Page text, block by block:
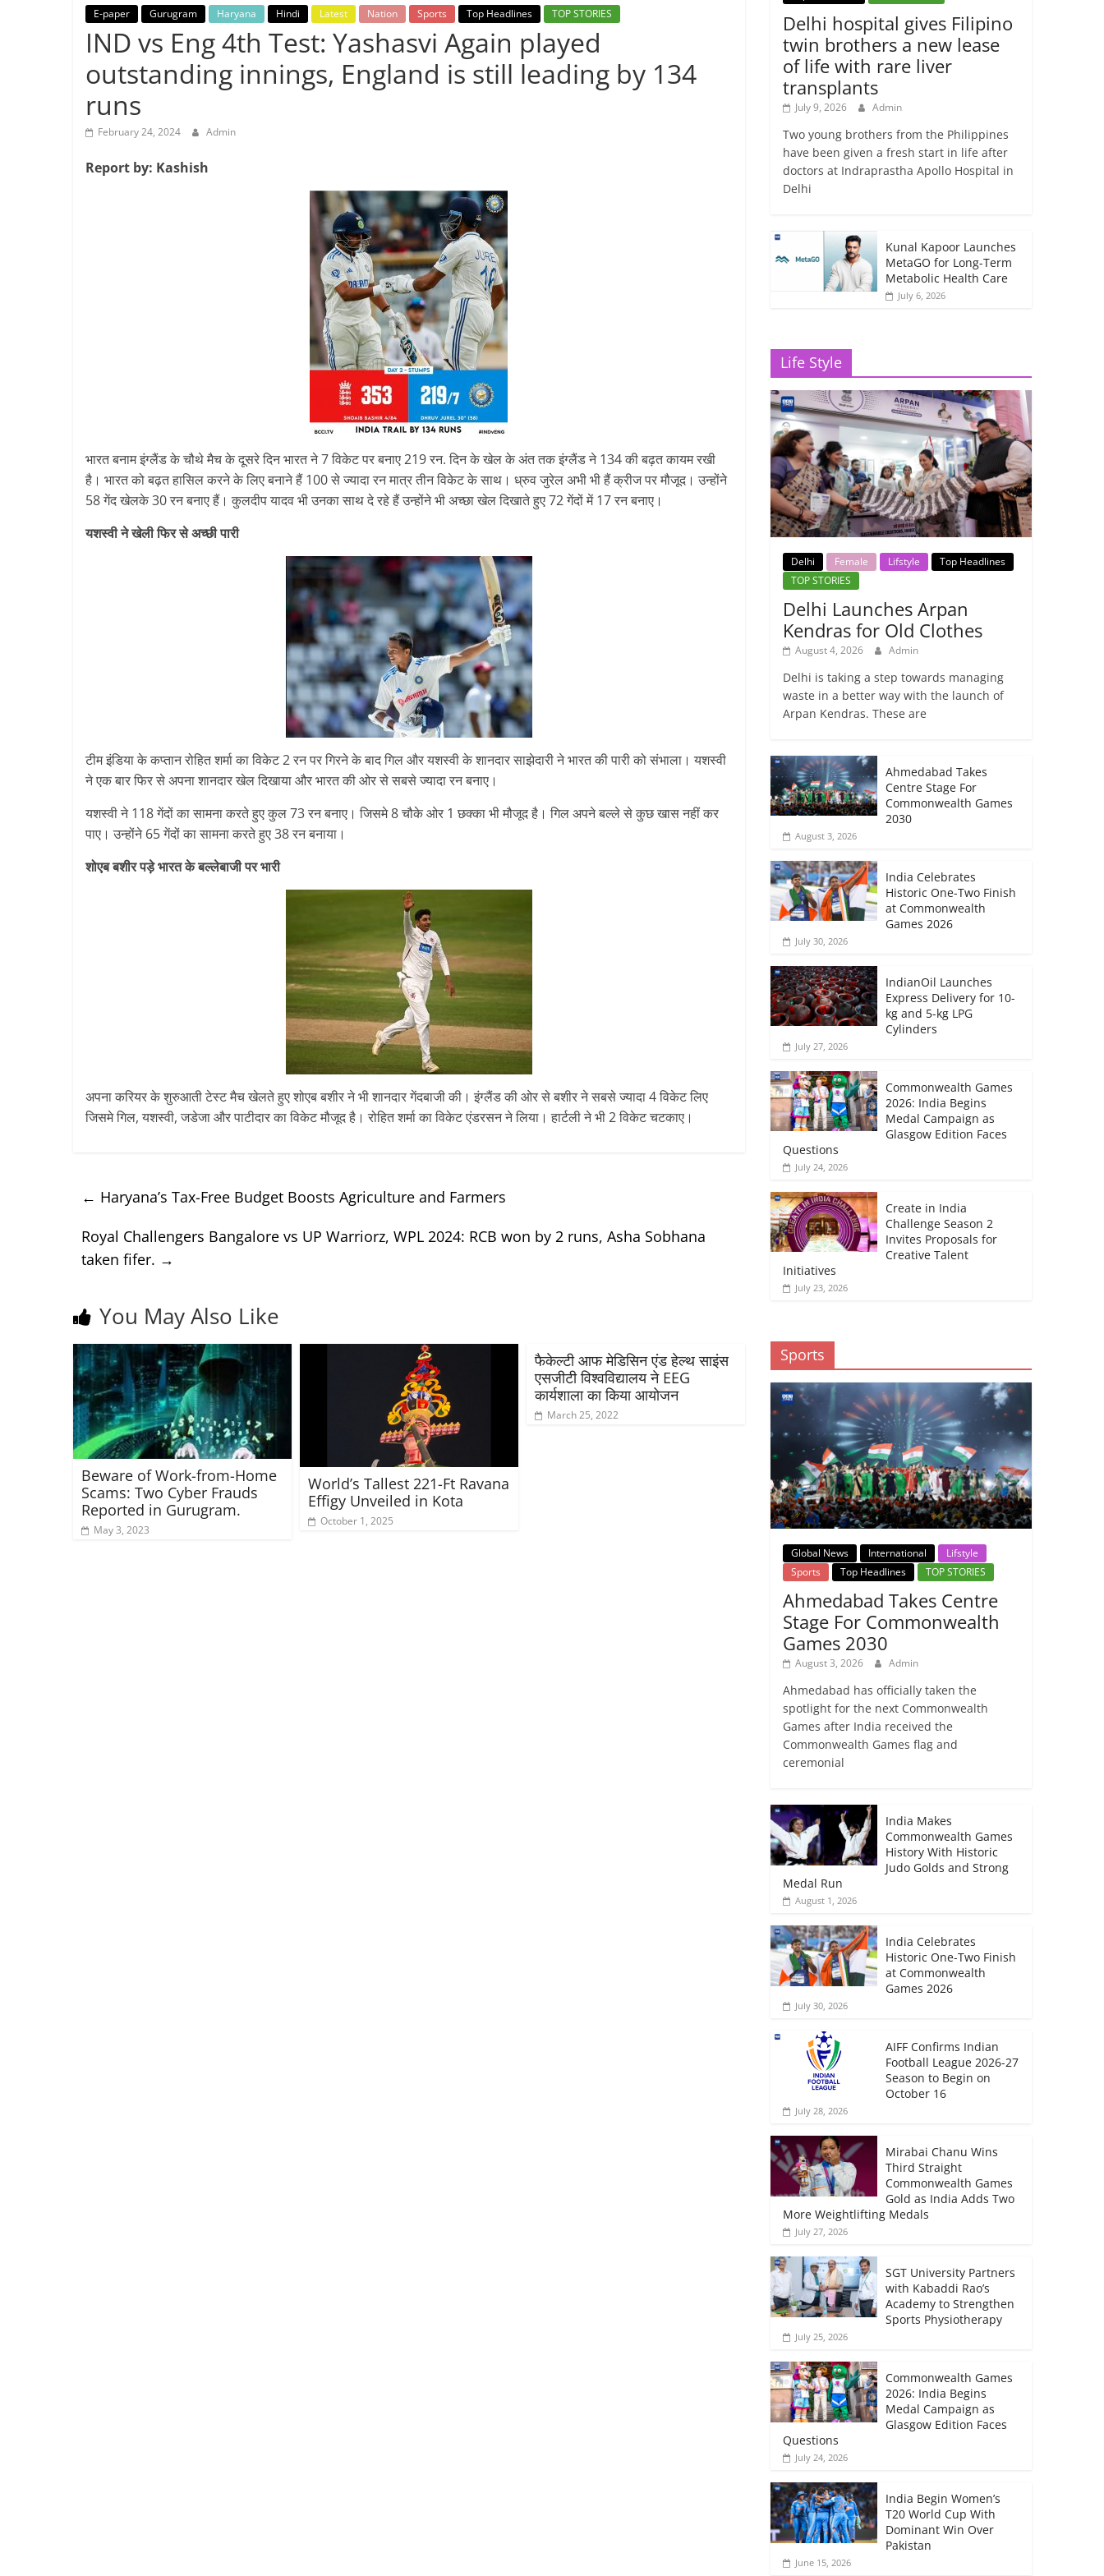
Breaking
News,
Today's
News
E-paper Gurugram Haryana Hindi Latest Nation Sports Top Headlines TOP STORIES
IND vs Eng 4th Test: Yashasvi Again played
outstanding innings, England is still leading by 134
runs
February 24, 2024 Admin
Report by: Kashish
भारत बनाम इंग्लैंड के चौथे मैच के दूसरे दिन भारत ने 7 विकेट पर बनाए 219 रन. दिन के खेल के अंत तक इंग्लैंड ने 134 की बढ़त कायम रखी
है। भारत को बढ़त हासिल करने के लिए बनाने हैं 100 से ज्यादा रन मात्र तीन विकेट के साथ। ध्रुव जुरेल अभी भी हैं क्रीज पर मौजूद। उन्होंने
58 गेंद खेलके 30 रन बनाए हैं। कुलदीप यादव भी उनका साथ दे रहे हैं उन्होंने भी अच्छा खेल दिखाते हुए 72 गेंदों में 17 रन बनाए।
यशस्वी ने खेली फिर से अच्छी पारी
टीम इंडिया के कप्तान रोहित शर्मा का विकेट 2 रन पर गिरने के बाद गिल और यशस्वी के शानदार साझेदारी ने भारत की पारी को संभाला। यशस्वी
ने एक बार फिर से अपना शानदार खेल दिखाया और भारत की ओर से सबसे ज्यादा रन बनाए।
यशस्वी ने 118 गेंदों का सामना करते हुए कुल 73 रन बनाए। जिसमे 8 चौके ओर 1 छक्का भी मौजूद है। गिल अपने बल्ले से कुछ खास नहीं कर
पाए। उन्होंने 65 गेंदों का सामना करते हुए 38 रन बनाया।
शोएब बशीर पड़े भारत के बल्लेबाजी पर भारी
अपना करियर के शुरुआती टेस्ट मैच खेलते हुए शोएब बशीर ने भी शानदार गेंदबाजी की। इंग्लैंड की ओर से बशीर ने सबसे ज्यादा 4 विकेट लिए
जिसमे गिल, यशस्वी, जडेजा और पाटीदार का विकेट मौजूद है। रोहित शर्मा का विकेट एंडरसन ने लिया। हार्टली ने भी 2 विकेट चटकाए।
← Haryana’s Tax-Free Budget Boosts Agriculture and Farmers
Royal Challengers Bangalore vs UP Warriorz, WPL 2024: RCB won by 2 runs, Asha Sobhana
taken fifer. →
You May Also Like
Beware of Work-from-Home
Scams: Two Cyber Frauds
Reported in Gurugram.
May 3, 2023
World’s Tallest 221-Ft Ravana
Effigy Unveiled in Kota
October 1, 2025
फैकेल्टी आफ मेडिसिन एंड हेल्थ साइंस
एसजीटी विश्वविद्यालय ने EEG
कार्यशाला का किया आयोजन
March 25, 2022
Delhi hospital gives Filipino
twin brothers a new lease
of life with rare liver
transplants
July 9, 2026 Admin
Two young brothers from the Philippines
have been given a fresh start in life after
doctors at Indraprastha Apollo Hospital in
Delhi
Kunal Kapoor Launches
MetaGO for Long-Term
Metabolic Health Care
July 6, 2026
Life Style
Delhi Female Lifstyle
Top Headlines
TOP STORIES
Delhi Launches Arpan
Kendras for Old Clothes
August 4, 2026 Admin
Delhi is taking a step towards managing
waste in a better way with the launch of
Arpan Kendras. These are
Ahmedabad Takes
Centre Stage For
Commonwealth Games
2030
August 3, 2026
India Celebrates
Historic One-Two Finish
at Commonwealth
Games 2026
July 30, 2026
IndianOil Launches
Express Delivery for 10-
kg and 5-kg LPG
Cylinders
July 27, 2026
Commonwealth Games
2026: India Begins
Medal Campaign as
Glasgow Edition Faces
Questions
July 24, 2026
Create in India
Challenge Season 2
Invites Proposals for
Creative Talent
Initiatives
July 23, 2026
Sports
Global News International
Lifstyle
Sports
Top Headlines TOP STORIES
Ahmedabad Takes Centre
Stage For Commonwealth
Games 2030
August 3, 2026 Admin
Ahmedabad has officially taken the
spotlight for the next Commonwealth
Games after India received the
Commonwealth Games flag and
ceremonial
India Makes
Commonwealth Games
History With Historic
Judo Golds and Strong
Medal Run
August 1, 2026
India Celebrates
Historic One-Two Finish
at Commonwealth
Games 2026
July 30, 2026
AIFF Confirms Indian
Football League 2026-27
Season to Begin on
October 16
July 28, 2026
Mirabai Chanu Wins
Third Straight
Commonwealth Games
Gold as India Adds Two
More Weightlifting Medals
July 27, 2026
SGT University Partners
with Kabaddi Rao’s
Academy to Strengthen
Sports Physiotherapy
July 25, 2026
Commonwealth Games
2026: India Begins
Medal Campaign as
Glasgow Edition Faces
Questions
July 24, 2026
India Begin Women’s
T20 World Cup With
Dominant Win Over
Pakistan
June 15, 2026